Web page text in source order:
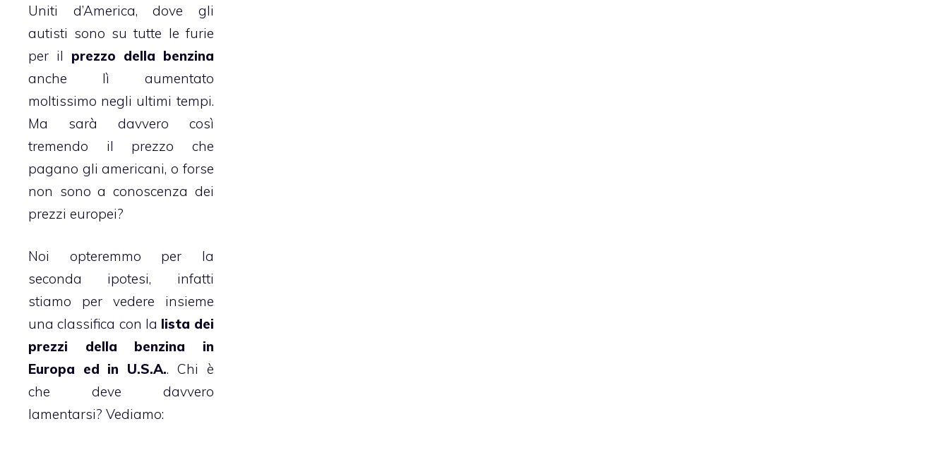
Uniti d’America, dove gli
autisti sono su tutte le furie
per il prezzo della benzina
anche lì aumentato
moltissimo negli ultimi tempi.
Ma sarà davvero così
tremendo il prezzo che
pagano gli americani, o forse
non sono a conoscenza dei
prezzi europei?
Noi opteremmo per la
seconda ipotesi, infatti
stiamo per vedere insieme
una classifica con la lista dei
prezzi della benzina in
Europa ed in U.S.A.. Chi è
che deve davvero
lamentarsi? Vediamo: